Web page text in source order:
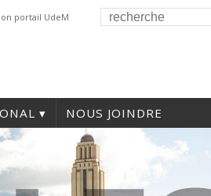
portail UdeM
NOUS JOINDRE